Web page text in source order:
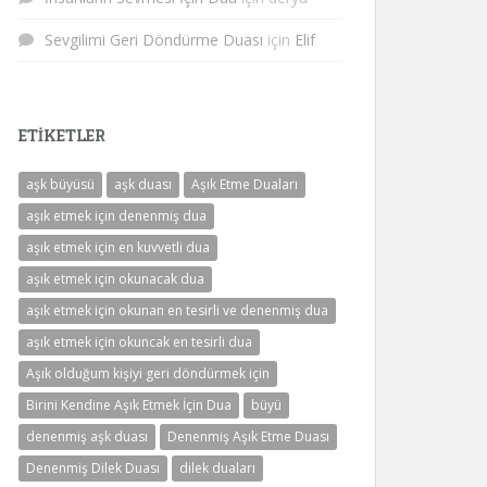
Sevgilimi Geri Döndürme Duası için Elif
ETIKETLER
aşk büyüsü aşk duası
Aşık Etme Duaları
aşık etmek için denenmiş dua
aşık etmek için en kuvvetli dua
aşık etmek için okunacak dua
aşık etmek için okunan en tesirli ve denenmiş dua
aşık etmek için okuncak en tesirli dua
Aşık olduğum kişiyi geri döndürmek için
Birini Kendine Aşık Etmek İçin Dua
büyü
denenmiş aşk duası
Denenmiş Aşık Etme Duası
Denenmiş Dilek Duası
dilek duaları